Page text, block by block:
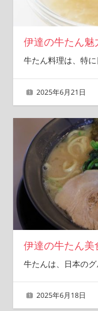
伊達の牛たん魅
牛たん料理は、特
2025年6月21日
伊達の牛たん美
牛たんは、日本の
2025年6月18日